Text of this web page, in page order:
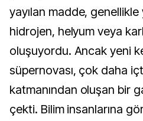
yayılan madde, genellikle
hidrojen, helyum veya
oluşuyordu. Ancak yeni
süpernovası, çok daha
katmanından oluşan bir
çekti. Bilim insanlarına